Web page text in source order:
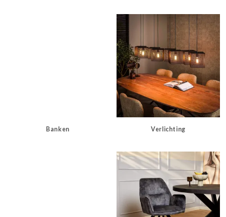
Banken Verlichting